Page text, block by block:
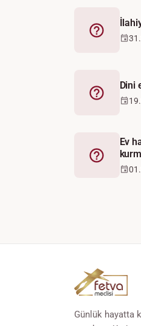
Fetva
Fetva
Dini
Fetva
Ev
Günlük hayatta